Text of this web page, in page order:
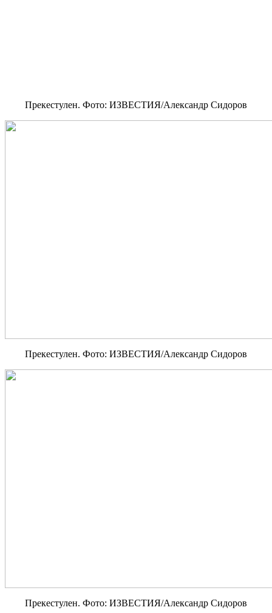
Прекестулен. Фото: ИЗВЕСТИЯ/Александр Сидоров
Прекестулен. Фото: ИЗВЕСТИЯ/Александр Сидоров
Прекестулен. Фото: ИЗВЕСТИЯ/Александр Сидоров